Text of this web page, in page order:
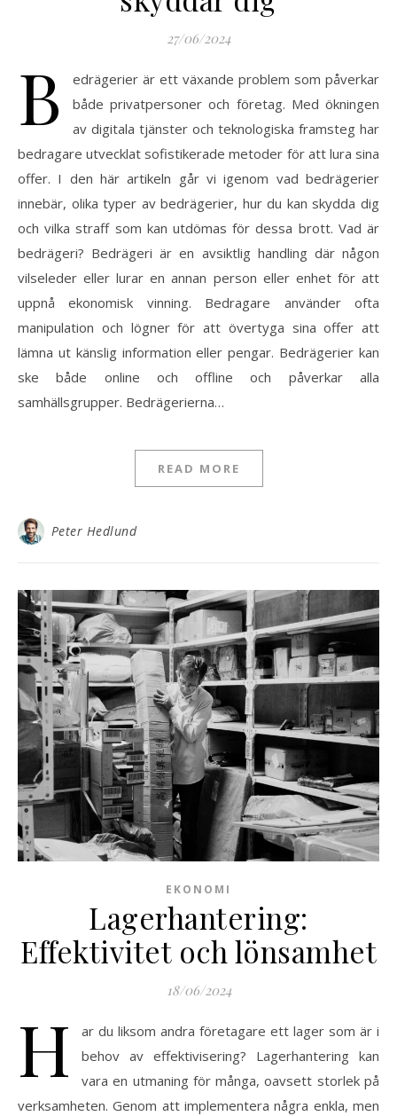
27/06/2024
B
edrägerier är ett växande problem som påverkar
både privatpersoner och företag. Med ökningen
av digitala tjänster och teknologiska framsteg har
bedragare utvecklat sofistikerade metoder för att lura sina
offer. I den här artikeln går vi igenom vad bedrägerier
innebär, olika typer av bedrägerier, hur du kan skydda dig
och vilka straff som kan utdömas för dessa brott. Vad är
bedrägeri? Bedrägeri är en avsiktlig handling där någon
vilseleder eller lurar en annan person eller enhet för att
uppnå ekonomisk vinning. Bedragare använder ofta
manipulation och lögner för att övertyga sina offer att
lämna ut känslig information eller pengar. Bedrägerier kan
ske både online och offline och påverkar alla
samhällsgrupper. Bedrägerierna…
READ MORE
Peter Hedlund
EKONOMI
Lagerhantering:
Effektivitet och lönsamhet
18/06/2024
H
ar du liksom andra företagare ett lager som är i
behov av effektivisering? Lagerhantering kan
vara en utmaning för många, oavsett storlek på
verksamheten. Genom att implementera några enkla, men